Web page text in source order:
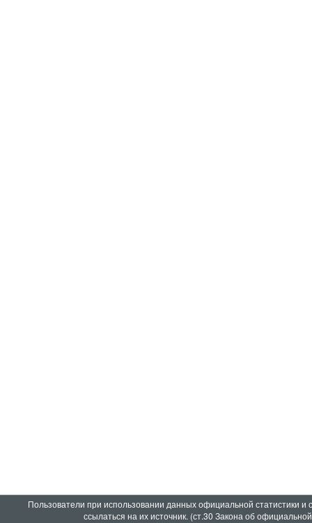
Пользователи при использовании данных официальной статистики
ссылаться на их источник. (ст.30 Закона об